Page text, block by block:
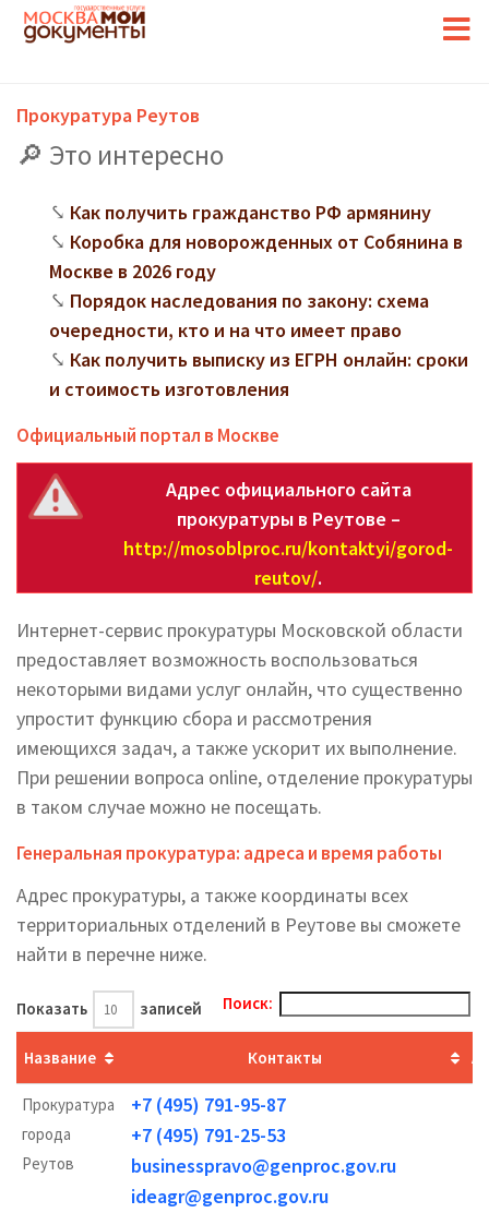
Прокуратура Реутов
Это интересно
Как получить гражданство РФ армянину
Коробка для новорожденных от Собянина в
Москве в 2026 году
Порядок наследования по закону: схема
очередности, кто и на что имеет право
Как получить выписку из ЕГРН онлайн: сроки
и стоимость изготовления
Официальный портал в Москве
Адрес официального сайта
прокуратуры в Реутове –
http://mosoblproc.ru/kontaktyi/gorod-
reutov/.
Интернет-сервис прокуратуры Московской области
предоставляет возможность воспользоваться
некоторыми видами услуг онлайн, что существенно
упростит функцию сбора и рассмотрения
имеющихся задач, а также ускорит их выполнение.
При решении вопроса online, отделение прокуратуры
в таком случае можно не посещать.
Генеральная прокуратура: адреса и время работы
Адрес прокуратуры, а также координаты всех
территориальных отделений в Реутове вы cможете
найти в перечне ниже.
Показать записей Поиск:
Название Контакты
Прокуратура
города
Реутов
+7 (495) 791-95-87
+7 (495) 791-25-53
businesspravo@genproc.gov.ru
ideagr@genproc.gov.ru